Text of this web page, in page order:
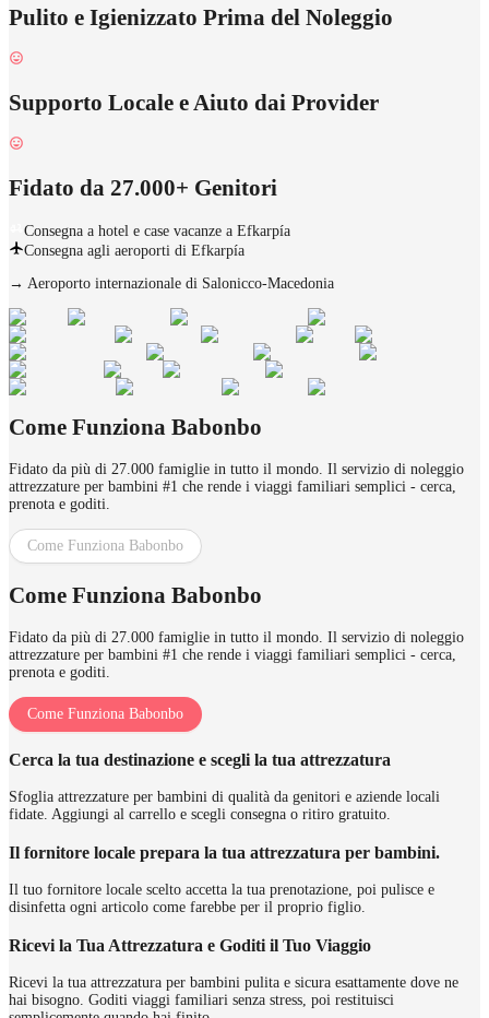
Pulito e Igienizzato Prima del Noleggio
Supporto Locale e Aiuto dai Provider
Fidato da 27.000+ Genitori
Consegna a hotel e case vacanze a Efkarpía
Consegna agli aeroporti di Efkarpía
→ Aeroporto internazionale di Salonicco-Macedonia
Come Funziona Babonbo
Fidato da più di 27.000 famiglie in tutto il mondo. Il servizio di noleggio
attrezzature per bambini #1 che rende i viaggi familiari semplici - cerca,
prenota e goditi.
Come Funziona Babonbo
Come Funziona Babonbo
Fidato da più di 27.000 famiglie in tutto il mondo. Il servizio di noleggio
attrezzature per bambini #1 che rende i viaggi familiari semplici - cerca,
prenota e goditi.
Come Funziona Babonbo
Cerca la tua destinazione e scegli la tua attrezzatura
Sfoglia attrezzature per bambini di qualità da genitori e aziende locali
fidate. Aggiungi al carrello e scegli consegna o ritiro gratuito.
Il fornitore locale prepara la tua attrezzatura per bambini.
Il tuo fornitore locale scelto accetta la tua prenotazione, poi pulisce e
disinfetta ogni articolo come farebbe per il proprio figlio.
Ricevi la Tua Attrezzatura e Goditi il Tuo Viaggio
Ricevi la tua attrezzatura per bambini pulita e sicura esattamente dove ne
hai bisogno. Goditi viaggi familiari senza stress, poi restituisci